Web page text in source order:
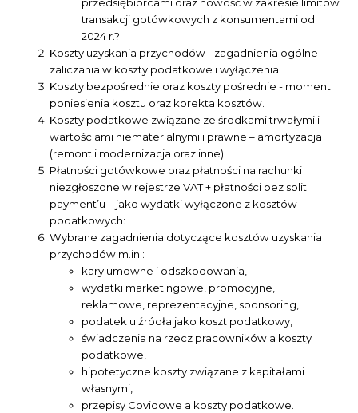
transakcji gotówkowych z konsumentami od
2024 r.?
Koszty uzyskania przychodów - zagadnienia ogólne
zaliczania w koszty podatkowe i wyłączenia.
Koszty bezpośrednie oraz koszty pośrednie - moment
poniesienia kosztu oraz korekta kosztów.
Koszty podatkowe związane ze środkami trwałymi i
wartościami niematerialnymi i prawne – amortyzacja
(remont i modernizacja oraz inne).
Płatności gotówkowe oraz płatności na rachunki
niezgłoszone w rejestrze VAT + płatności bez split
payment’u – jako wydatki wyłączone z kosztów
podatkowych:
Wybrane zagadnienia dotyczące kosztów uzyskania
przychodów m.in.:
kary umowne i odszkodowania,
wydatki marketingowe, promocyjne,
reklamowe, reprezentacyjne, sponsoring,
podatek u źródła jako koszt podatkowy,
świadczenia na rzecz pracowników a koszty
podatkowe,
hipotetyczne koszty związane z kapitałami
własnymi,
przepisy Covidowe a koszty podatkowe.